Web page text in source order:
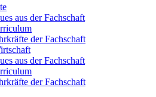
aus der Fachschaft
der Fachschaft
aus der Fachschaft
der Fachschaft